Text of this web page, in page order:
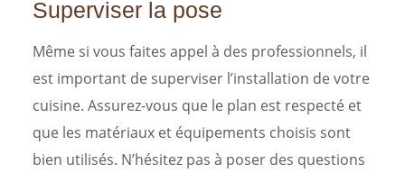
Superviser la pose
Même si vous faites appel à des professionnels, il
est important de superviser l’installation de votre
cuisine. Assurez-vous que le plan est respecté et
que les matériaux et équipements choisis sont
bien utilisés. N’hésitez pas à poser des questions